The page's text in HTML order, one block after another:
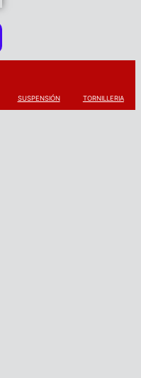
SUSPENSIÓN TORNILLERIA